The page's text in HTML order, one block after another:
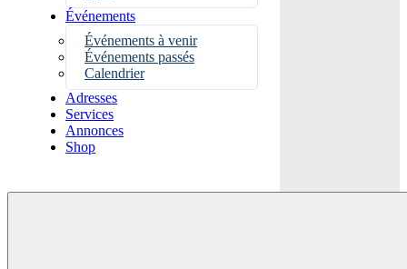
Événements
Événements à venir
Événements passés
Calendrier
Adresses
Services
Annonces
Shop